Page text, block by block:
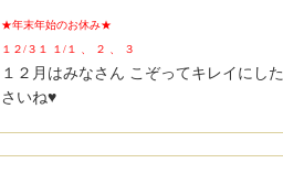
★年末年始のお休み★
１２/３１ １/１ 、 ２ 、 ３
１２月はみなさん こぞってキレイにし
さいね♥